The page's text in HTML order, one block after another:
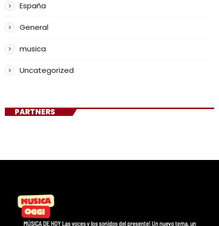
España
General
musica
Uncategorized
PARTNERS